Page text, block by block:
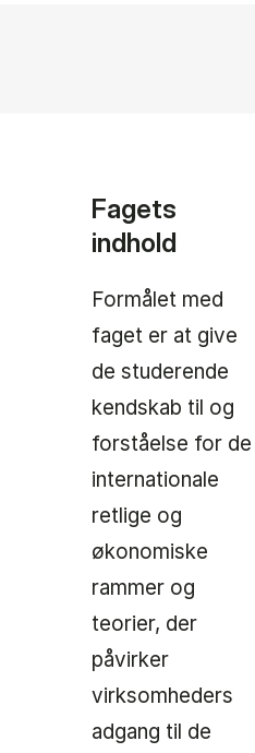
Fagets
indhold
Formålet med
faget er at give
de studerende
kendskab til og
forståelse for de
internationale
retlige og
økonomiske
rammer og
teorier, der
påvirker
virksomheders
adgang til de